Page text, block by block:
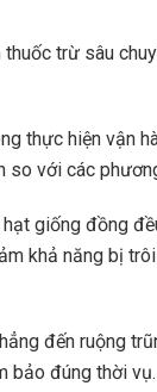
trừ sâu
thực hiện vận
với các
giống đồng
khả năng bị
đến ruộng
bảo đúng thời vụ.